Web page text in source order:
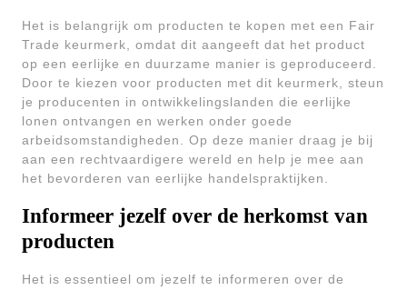
Het is belangrijk om producten te kopen met een Fair
Trade keurmerk, omdat dit aangeeft dat het product
op een eerlijke en duurzame manier is geproduceerd.
Door te kiezen voor producten met dit keurmerk, steun
je producenten in ontwikkelingslanden die eerlijke
lonen ontvangen en werken onder goede
arbeidsomstandigheden. Op deze manier draag je bij
aan een rechtvaardigere wereld en help je mee aan
het bevorderen van eerlijke handelspraktijken.
Informeer jezelf over de herkomst van
producten
Het is essentieel om jezelf te informeren over de